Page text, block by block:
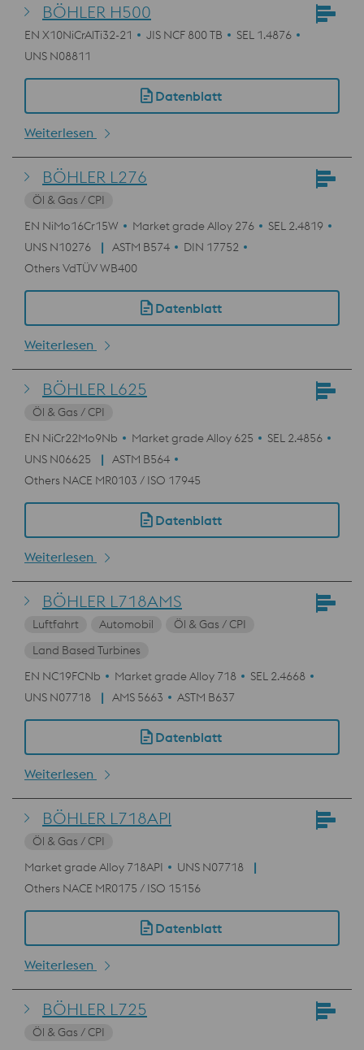
BÖHLER H500
EN X10NiCrAlTi32-21 JIS NCF 800 TB
SEL 1.4876
UNS N08811
Datenblatt
Weiterlesen
BÖHLER L276
Öl & Gas / CPI
EN NiMo16Cr15W
Market grade Alloy 276
SEL 2.4819
UNS N10276
ASTM B574
DIN 17752
Others VdTÜV WB400
Datenblatt
Weiterlesen
BÖHLER L625
Öl & Gas / CPI
EN NiCr22Mo9Nb
Market grade Alloy 625
SEL 2.4856
UNS N06625
ASTM B564
Others NACE MR0103 / ISO 17945
Datenblatt
Weiterlesen
BÖHLER L718AMS
Luftfahrt Automobil
Öl & Gas / CPI
Land Based Turbines
EN NC19FCNb
Market grade Alloy 718
SEL 2.4668
UNS N07718
AMS 5663 ASTM B637
Datenblatt
Weiterlesen
BÖHLER L718API
Öl & Gas / CPI
Market grade Alloy 718API
UNS N07718
Others NACE MR0175 / ISO 15156
Datenblatt
Weiterlesen
BÖHLER L725
Öl & Gas / CPI